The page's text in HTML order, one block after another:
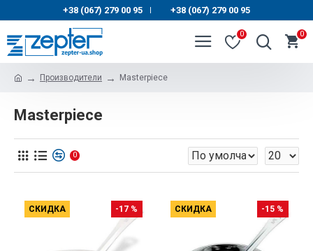
+38 (067) 279 00 95 | +38 (067) 279 00 95
0 0
Производители Masterpiece
Masterpiece
0
СКИДКА -17 % СКИДКА -15 %